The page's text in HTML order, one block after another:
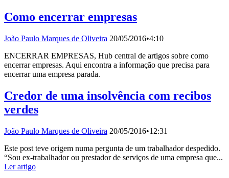
Como encerrar empresas
João Paulo Marques de Oliveira 20/05/2016•4:10
ENCERRAR EMPRESAS, Hub central de artigos sobre como
encerrar empresas. Aqui encontra a informação que precisa para
encerrar uma empresa parada.
Credor de uma insolvência com recibos
verdes
João Paulo Marques de Oliveira 20/05/2016•12:31
Este post teve origem numa pergunta de um trabalhador despedido.
“Sou ex-trabalhador ou prestador de serviços de uma empresa que...
Ler artigo